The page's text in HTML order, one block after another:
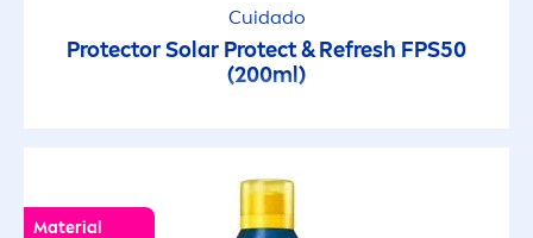
Cuidado
Protector Solar Protect& Refresh FPS50
(200ml)
Material